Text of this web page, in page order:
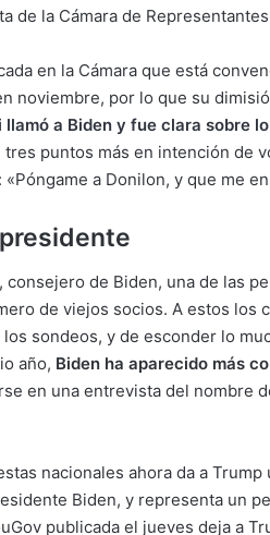
de la Cámara de
en la Cámara que está
noviembre, por lo que su
llamó a Biden y fue clara sobre
puntos más en intención de
a Donilon, y que me
de Biden, una de las
de viejos socios. A estos
los sondeos, y de esconder lo
año, Biden ha aparecido más
en una entrevista del nombre
nacionales ahora da a
Biden, y representa un
publicada el jueves deja a